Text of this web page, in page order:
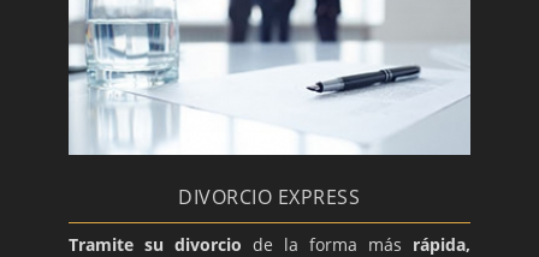
DIVORCIO EXPRESS
Tramite su divorcio de la forma más rápida,